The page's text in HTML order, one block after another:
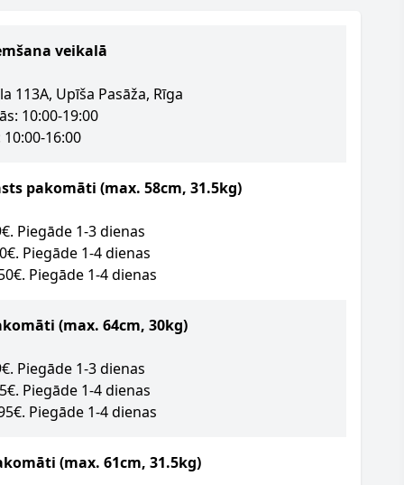
veikalā
113A, Upīša Pasāža, Rīga
10:00-19:00
16:00
pakomāti (max. 58cm, 31.5kg)
Piegāde 1-3 dienas
Piegāde 1-4 dienas
Piegāde 1-4 dienas
(max. 64cm, 30kg)
Piegāde 1-3 dienas
Piegāde 1-4 dienas
Piegāde 1-4 dienas
(max. 61cm, 31.5kg)